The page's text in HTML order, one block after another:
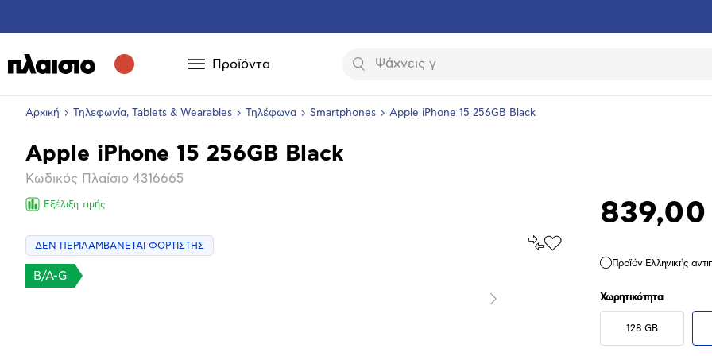
Προϊόντα Αναζήτηση
Αρχική Τηλεφωνία, Tablets & Wearables Τηλέφωνα Smartphones Apple iPhone 15 256GB Black
Βασικά
χαρακτηριστικά
Apple iPhone 15 256GB Black
Κωδικός Πλαίσιο 4316665
Εξέλιξη τιμής
ΔΕΝ ΠΕΡΙΛΑΜΒΑΝΕΤΑΙ ΦΟΡΤΙΣΤΗΣ
Σύγκρινέ
Προσθήκη
Επόμενο
Επόμενο
B/A-G
Προϊόν Ελληνικής
Χωρητικότητα
128 GB